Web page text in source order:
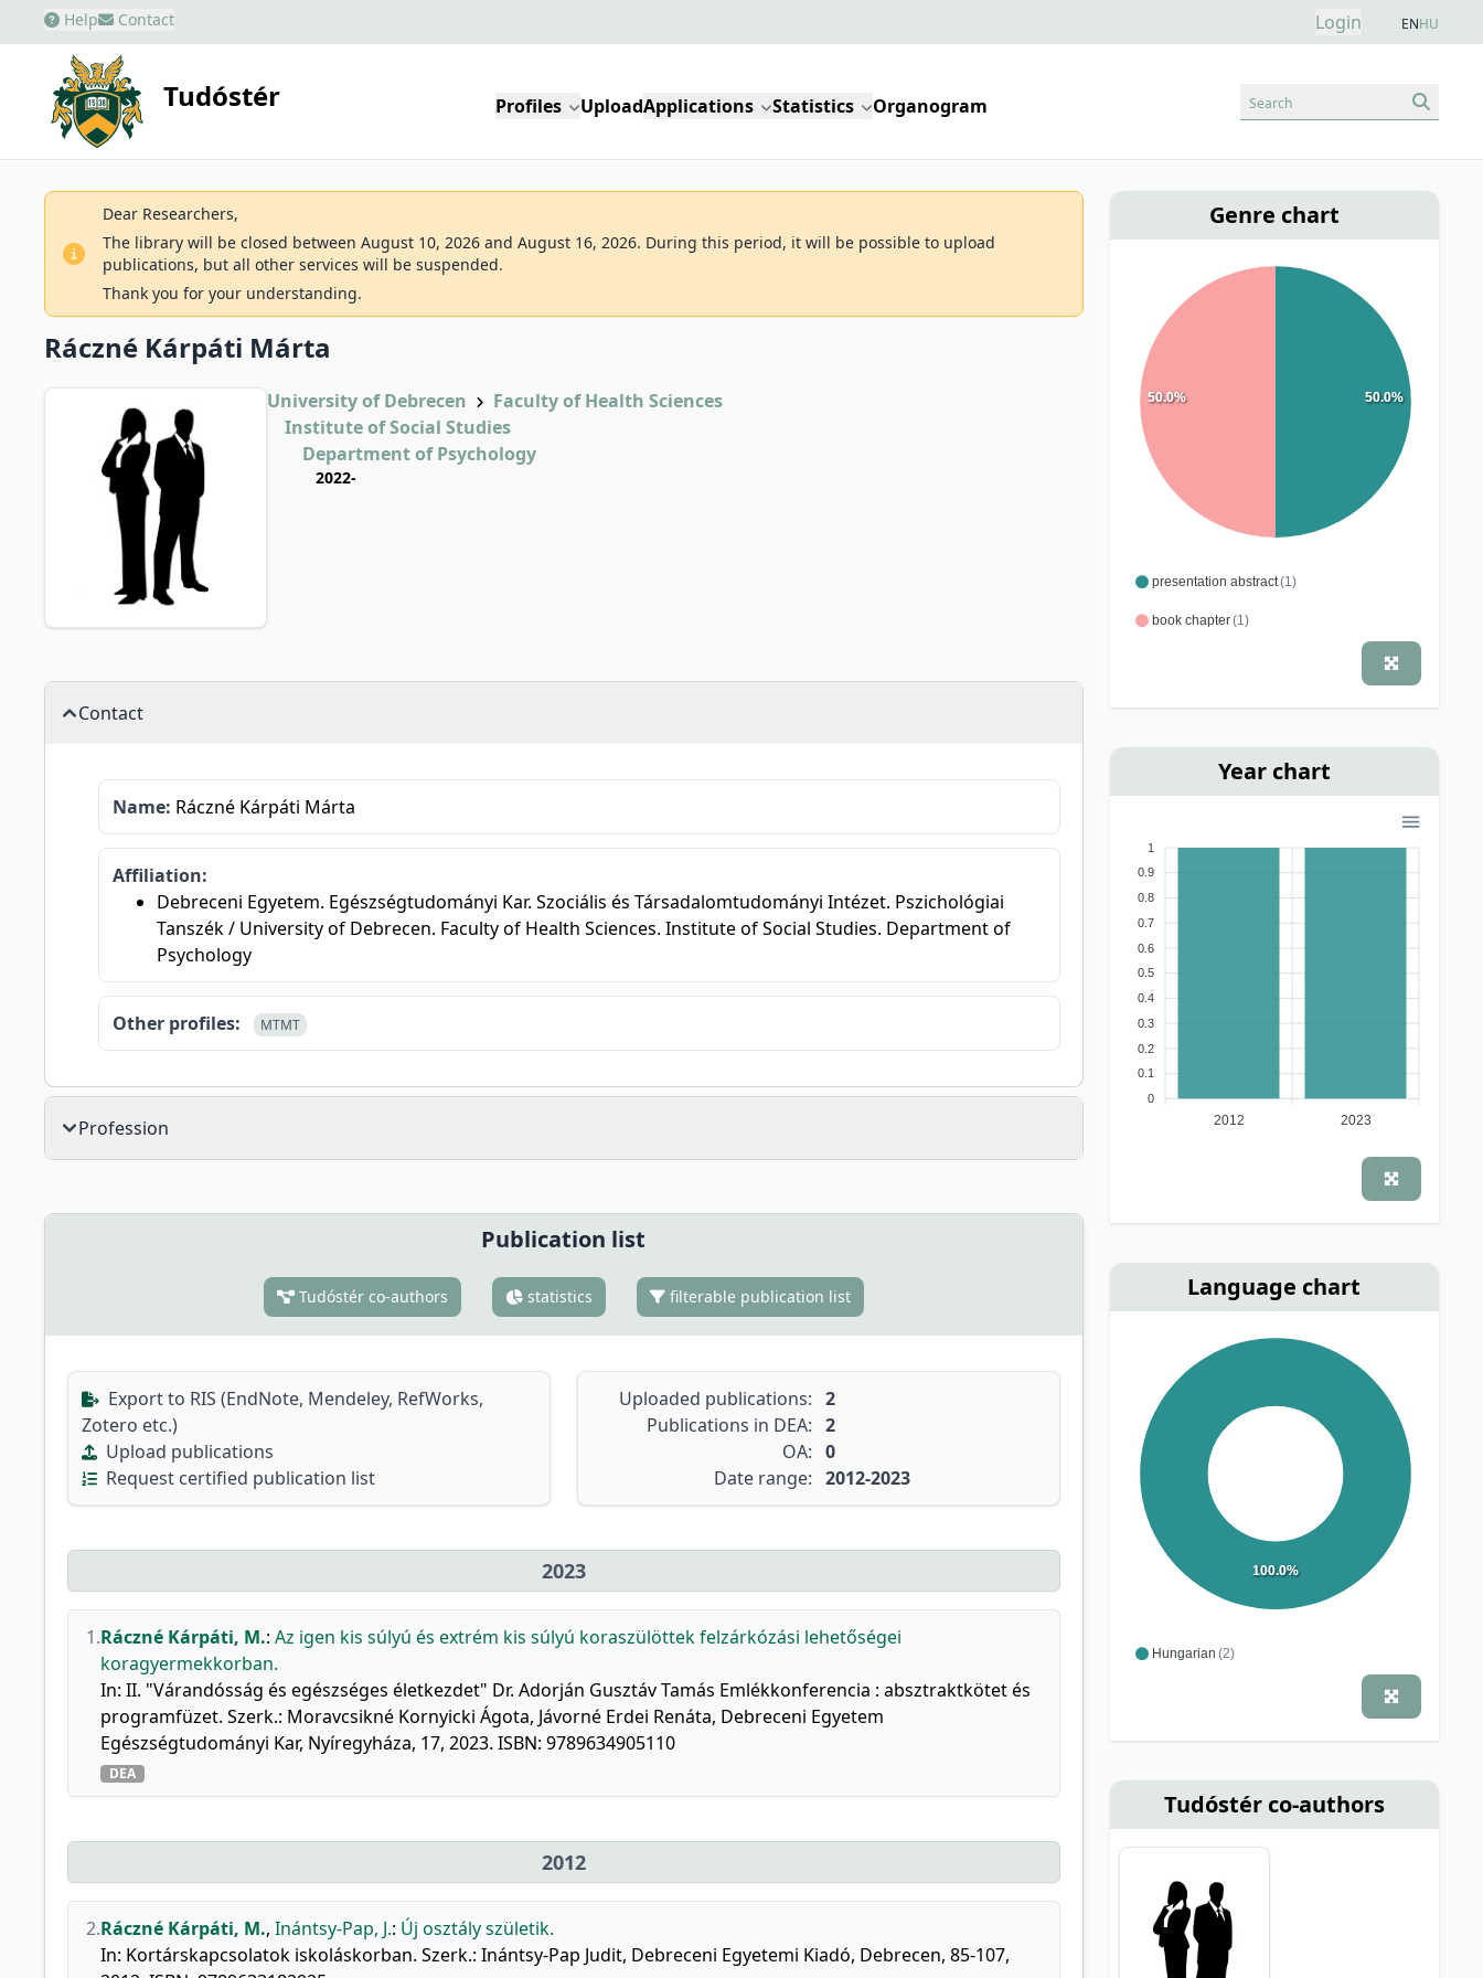
Help Contact Login ENHU
Tudóstér Profiles UploadApplications Statistics Organogram Search
Dear Researchers,
The library will be closed between August 10, 2026 and August 16, 2026. During this period, it will be possible to upload
publications, but all other services will be suspended.
Thank you for your understanding.
Ráczné Kárpáti Márta
University of Debrecen
Faculty of Health Sciences
Institute of Social Studies
Department of Psychology
2022-
Contact
Name: Ráczné Kárpáti Márta
Affiliation:
Debreceni Egyetem. Egészségtudományi Kar. Szociális és Társadalomtudományi Intézet. Pszichológiai
Tanszék / University of Debrecen. Faculty of Health Sciences. Institute of Social Studies. Department of
Psychology
Other profiles: MTMT
Profession
Publication list
Tudóstér co-authors statistics filterable publication list
Export to RIS (EndNote, Mendeley, RefWorks,
Zotero etc.)
Upload publications
Request certified publication list
Uploaded publications: 2
Publications in DEA: 2
OA: 0
Date range: 2012-2023
2023
1.Ráczné Kárpáti, M.: Az igen kis súlyú és extrém kis súlyú koraszülöttek felzárkózási lehetőségei
koragyermekkorban.
In: II. "Várandósság és egészséges életkezdet" Dr. Adorján Gusztáv Tamás Emlékkonferencia : absztraktkötet és
programfüzet. Szerk.: Moravcsikné Kornyicki Ágota, Jávorné Erdei Renáta, Debreceni Egyetem
Egészségtudományi Kar, Nyíregyháza, 17, 2023. ISBN: 9789634905110
DEA
2012
2.Ráczné Kárpáti, M., Inántsy-Pap, J.: Új osztály születik.
In: Kortárskapcsolatok iskoláskorban. Szerk.: Inántsy-Pap Judit, Debreceni Egyetemi Kiadó, Debrecen, 85-107,
Genre chart
presentation abstract(1)
book chapter(1)
50.0%
50.0%
Year chart
1
0.9
0.8
0.7
0.6
0.5
0.4
0.3
0.2
0.1
0
2012 2023
Language chart
Hungarian (2)
100.0%
Tudóstér co-authors